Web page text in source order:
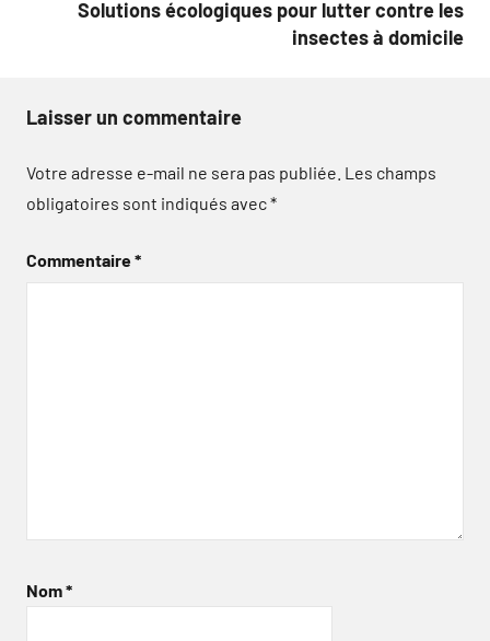
Solutions écologiques pour lutter contre les
insectes à domicile
Laisser un commentaire
Votre adresse e-mail ne sera pas publiée. Les champs
obligatoires sont indiqués avec*
Commentaire*
Nom*